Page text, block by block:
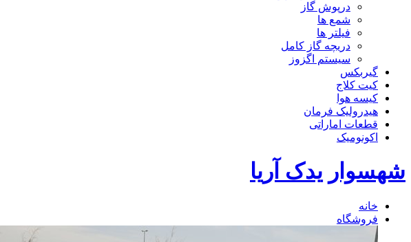
درپوش گاز
شمع ها
فیلتر ها
دریچه گاز کامل
سیستم اگزوز
گیربکس
کیت کلاج
کیسه هوا
هیدرولیک فرمان
قطعات اماراتی
اکونومیک
شهسوار یدک آریا
خانه
فروشگاه